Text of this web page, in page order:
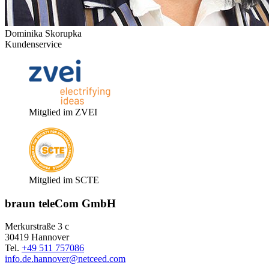
Dominika Skorupka
Kundenservice
Mitglied im ZVEI
Mitglied im SCTE
braun teleCom GmbH
Merkurstraße 3 c
30419 Hannover
Tel. +49 511 757086
info.de.hannover@netceed.com